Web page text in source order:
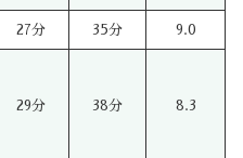
27分 35分 9.0
29分 38分 8.3